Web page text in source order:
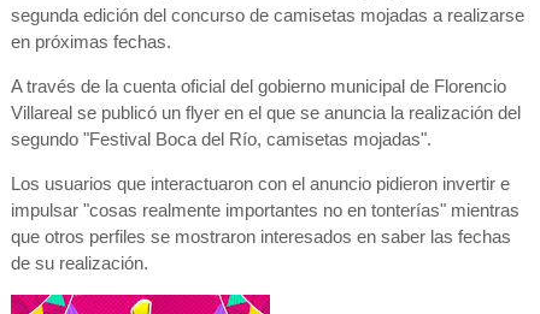
segunda edición del concurso de camisetas mojadas a realizarse
en próximas fechas.
A través de la cuenta oficial del gobierno municipal de Florencio
Villareal se publicó un flyer en el que se anuncia la realización del
segundo "Festival Boca del Río, camisetas mojadas".
Los usuarios que interactuaron con el anuncio pidieron invertir e
impulsar "cosas realmente importantes no en tonterías" mientras
que otros perfiles se mostraron interesados en saber las fechas
de su realización.